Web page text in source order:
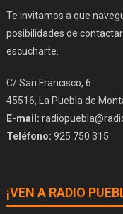
Te invitamos a que
posibilidades de
escucharte.
C/ San Francisco, 6
45516, La Puebla de
E-mail:
Teléfono: 925 750 315
¡VEN A RADIO